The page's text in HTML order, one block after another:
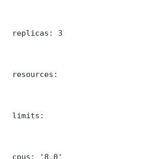
replicas: 3
resources:
limits:
cpus: '8.0'